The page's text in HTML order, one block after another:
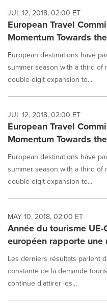
JUL 12, 2018, 02:00 ET
European Travel
Momentum Towards
European destinations have
summer season with a third
double-digit expansion to...
JUL 12, 2018, 02:00 ET
European Travel
Momentum Towards
European destinations have
summer season with a third
double-digit expansion to...
MAY 10, 2018, 02:00 ET
Année du tourisme
européen rapporte
Les derniers résultats parlent
constante de la demande
continue d'attirer les...